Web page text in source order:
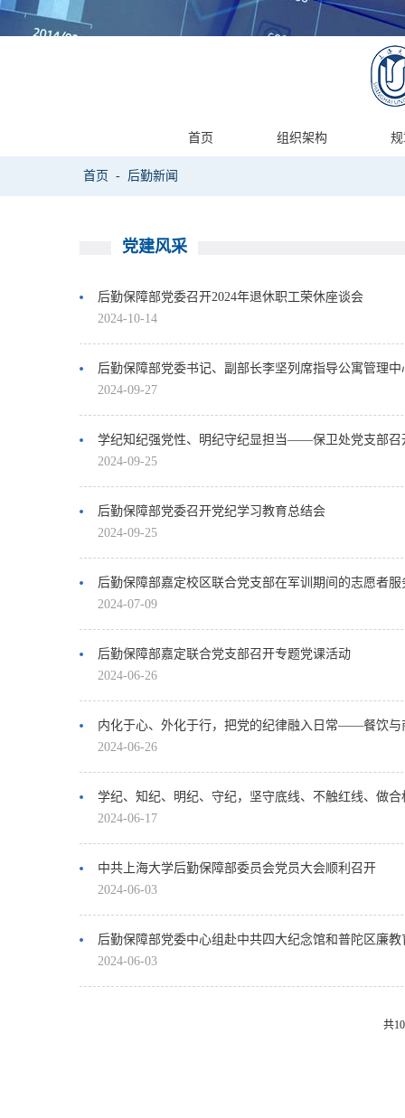
首页 组织架构
首页 - 后勤新闻
党建风采
后勤保障部党委召开2024年退休职工荣休座谈会
2024-10-14
后勤保障部党委书记、副部长李坚列席指导公寓管理
2024-09-27
学纪知纪强党性、明纪守纪显担当——保卫处党支部召
2024-09-25
后勤保障部党委召开党纪学习教育总结会
2024-09-25
后勤保障部嘉定校区联合党支部在军训期间的志愿者服
2024-07-09
后勤保障部嘉定联合党支部召开专题党课活动
2024-06-26
内化于心、外化于行，把党的纪律融入日常——餐饮与
2024-06-26
学纪、知纪、明纪、守纪，坚守底线、不触红线、做
2024-06-17
中共上海大学后勤保障部委员会党员大会顺利召开
2024-06-03
后勤保障部党委中心组赴中共四大纪念馆和普陀区廉
2024-06-03
共